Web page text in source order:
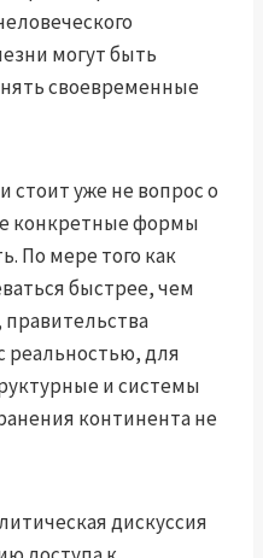
могут быть
своевременные
уже не вопрос о
конкретные формы
По мере того как
быстрее, чем
реальностью, для
и системы
континента не
дискуссия